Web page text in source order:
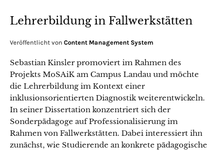
Lehrerbildung in Fallwerkstätten
Veröffentlicht von Content Management System
Sebastian Kinsler promoviert im Rahmen des
Projekts MoSAiK am Campus Landau und möchte
die Lehrerbildung im Kontext einer
inklusionsorientierten Diagnostik weiterentwickeln.
In seiner Dissertation konzentriert sich der
Sonderpädagoge auf Professionalisierung im
Rahmen von Fallwerkstätten. Dabei interessiert ihn
zunächst, wie Studierende an konkrete pädagogische